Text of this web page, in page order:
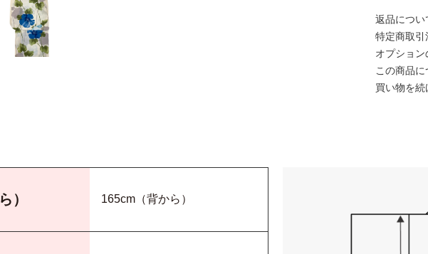
返品につい
特定商取引
オプション
この商品
買い物を続
） 165cm（背から）